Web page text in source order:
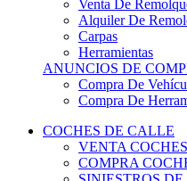
ERC
CERA
CERT - CERTT
CET / CER
FORO TÉCNICO
PRUEBAS DE
VIDEOS DE
A
TIENDA ONLINE
NUEVO ANUNCIO